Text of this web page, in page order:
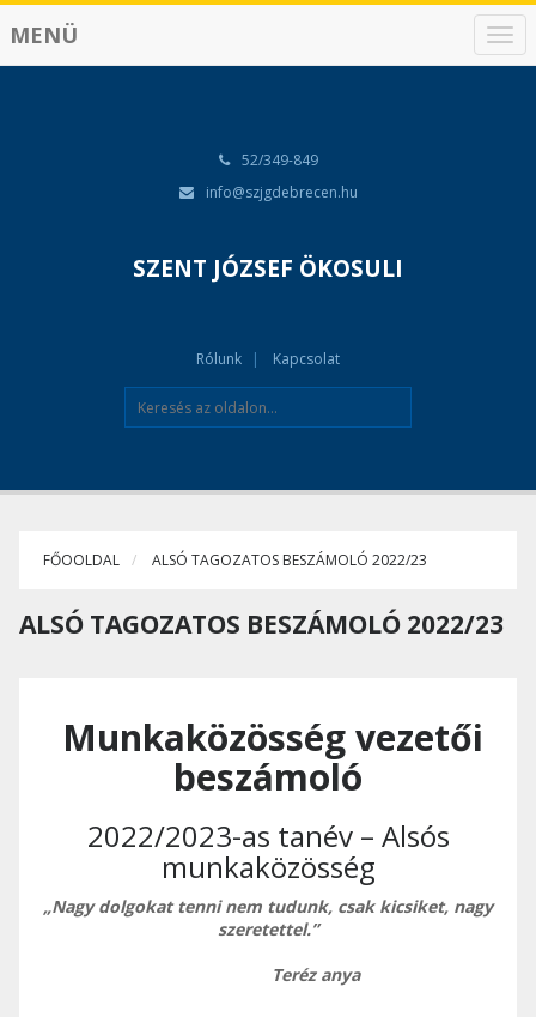
N
a
MENÜ
52/349-849
info@szjgdebrecen.hu
SZENT JÓZSEF ÖKOSULI
Rólunk Kapcsolat
FŐOOLDAL ALSÓ TAGOZATOS BESZÁMOLÓ 2022/23
ALSÓ TAGOZATOS BESZÁMOLÓ 2022/23
Munkaközösség vezetői
beszámoló
2022/2023-as tanév – Alsós
munkaközösség
„Nagy dolgokat tenni nem tudunk, csak kicsiket, nagy
szeretettel.”
Teréz anya